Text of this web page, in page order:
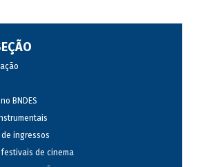
BNDES
de ingressos
festivais de cinema